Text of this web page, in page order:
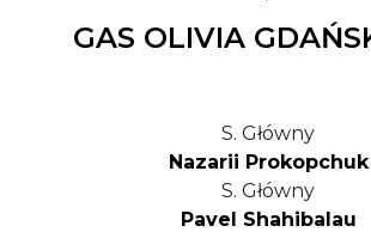
GAS OLIVIA
S. Główny
Nazarii Prokopchuk
S. Główny
Pavel Shahibalau